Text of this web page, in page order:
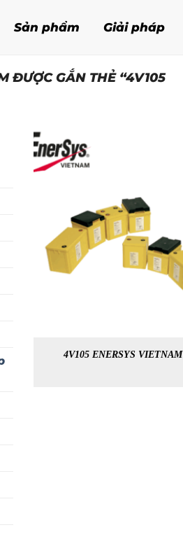
Sản phẩm Giải pháp
ĐƯỢC GẮN THẺ “4V105
4V105 ENERSYS VIETNAM